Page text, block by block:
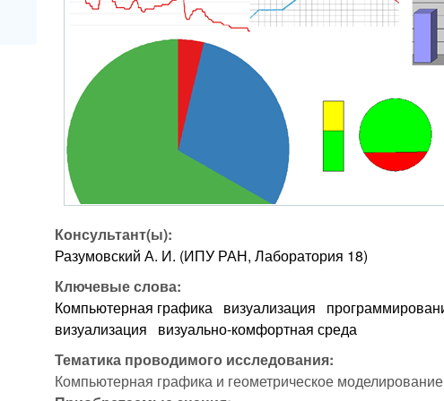
Консультант(ы):
Разумовский А. И. (ИПУ РАН, Лаборатория 18)
Ключевые слова:
Компьютерная графика визуализация
визуализация
визуально-комфортная среда
Тематика проводимого исследования:
Компьютерная графика и геометрическое моделирование